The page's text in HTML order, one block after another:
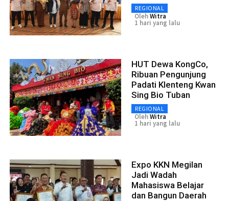
REGIONAL
OlehWitra
1 hari yang lalu
HUT Dewa KongCo,
Ribuan Pengunjung
Padati Klenteng Kwan
Sing Bio Tuban
REGIONAL
OlehWitra
1 hari yang lalu
Expo KKN Megilan
Jadi Wadah
Mahasiswa Belajar
dan Bangun Daerah